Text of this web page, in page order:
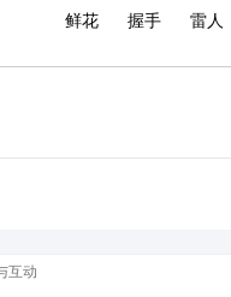
鲜花 握手 雷人